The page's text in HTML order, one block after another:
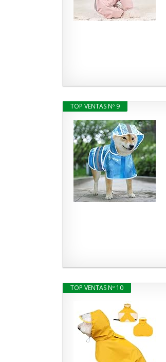
TOP VENTAS Nº 9
TOP VENTAS Nº 10